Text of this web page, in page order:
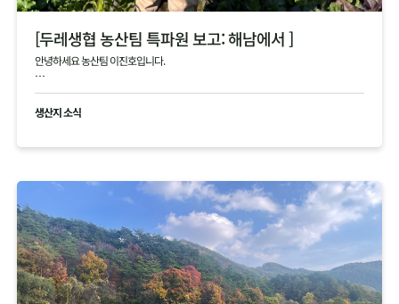
[두레생협 농산팀 특파원 보고: 해남에서 ]
안녕하세요 농산팀 이진호입니다.
해남의 4, 5차 김장 작황에 대한 생생한 정보를 전해드립니다.
생산지 소식